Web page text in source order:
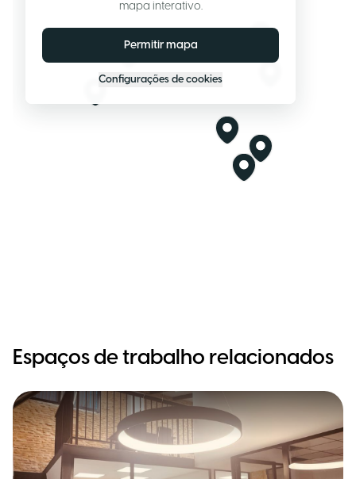
mapa interativo.
Permitir mapa
Configurações de cookies
Espaços de trabalho relacionados